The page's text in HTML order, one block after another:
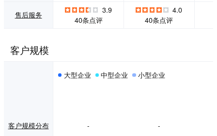
售后服务
3.9
40条点评
4.0
40条点评
客户规模
客户规模分布
大型企业 中型企业 小型企业
- -